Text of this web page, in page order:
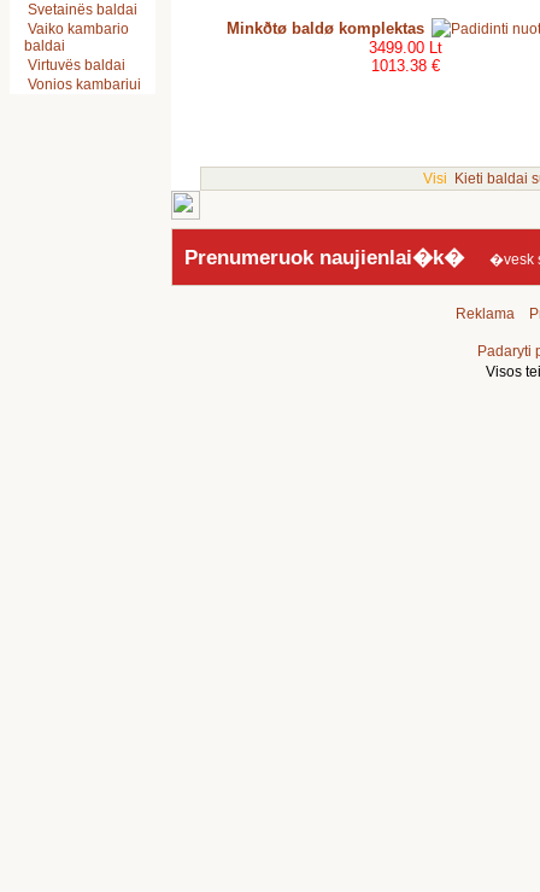
Svetainës baldai
Vaiko kambario
baldai
Virtuvës baldai
Vonios kambariui
Minkðtø baldø komplektas
3499.00 Lt
1013.38 €
Visi Kieti baldai
Prenumeruok naujienlai�k��vesk
Reklama
Padaryti
Visos